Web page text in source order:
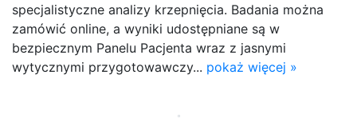
specjalistyczne analizy krzepnięcia. Badania można
zamówić online, a wyniki udostępniane są w
bezpiecznym Panelu Pacjenta wraz z jasnymi
wytycznymi przygotowawczy... pokaż więcej »